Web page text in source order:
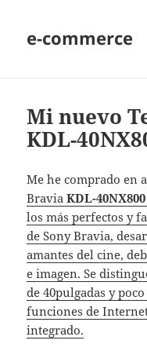
e-commerce
Mi nuevo
KDL-
Me he comprado
Bravia KDL-40NX800
los más perfectos y
de Sony Bravia,
amantes del cine,
e imagen. Se
de 40pulgadas y
funciones de
integrado.